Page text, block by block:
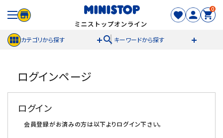
0
カテゴリから探す search キーワードから探す
meeting_room ログイン person 新規登録
セール商品
ログインページ
ログイン
会員登録がお済みの方は以下よりログイン下さい。